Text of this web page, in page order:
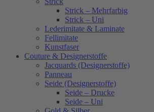
Strick – Mehrfarbig
Strick – Uni
Lederimitate & Laminate
Fellimitate
Kunstfaser
Couture & Designerstoffe
Jacquards (Designerstoffe)
Panneau
Seide (Designerstoffe)
Seide – Drucke
Seide – Uni